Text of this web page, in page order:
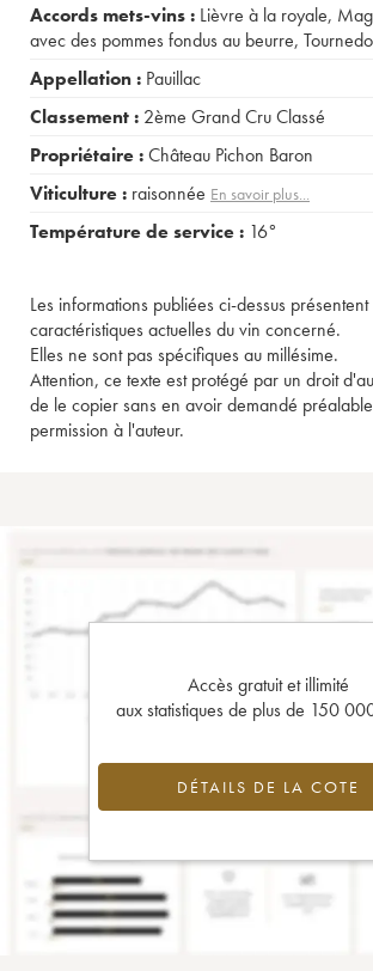
Accords mets-vins : Lièvre à la royale,
avec des pommes fondus au beurre,
Appellation : Pauillac
Classement : 2ème Grand Cru Classé
Propriétaire :Château Pichon Baron
Viticulture : raisonnée En savoir plus...
Température de service : 16°
Les informations publiées ci-dessus présentent
caractéristiques actuelles du vin concerné.
Elles ne sont pas spécifiques au millésime.
Attention, ce texte est protégé par un droit
de le copier sans en avoir demandé
permission à l'auteur.
Accès gratuit et illimité
aux statistiques de plus de 150
DÉTAILS DE LA COTE